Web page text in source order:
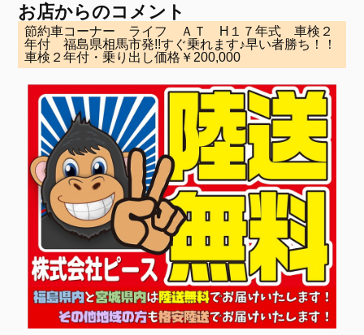
お店からのコメント
節約車コーナー ライフ ＡＴ H１７年式 車検２
年付 福島県相馬市発!!すぐ乗れます♪早い者勝ち！！
車検２年付・乗り出し価格￥200,000